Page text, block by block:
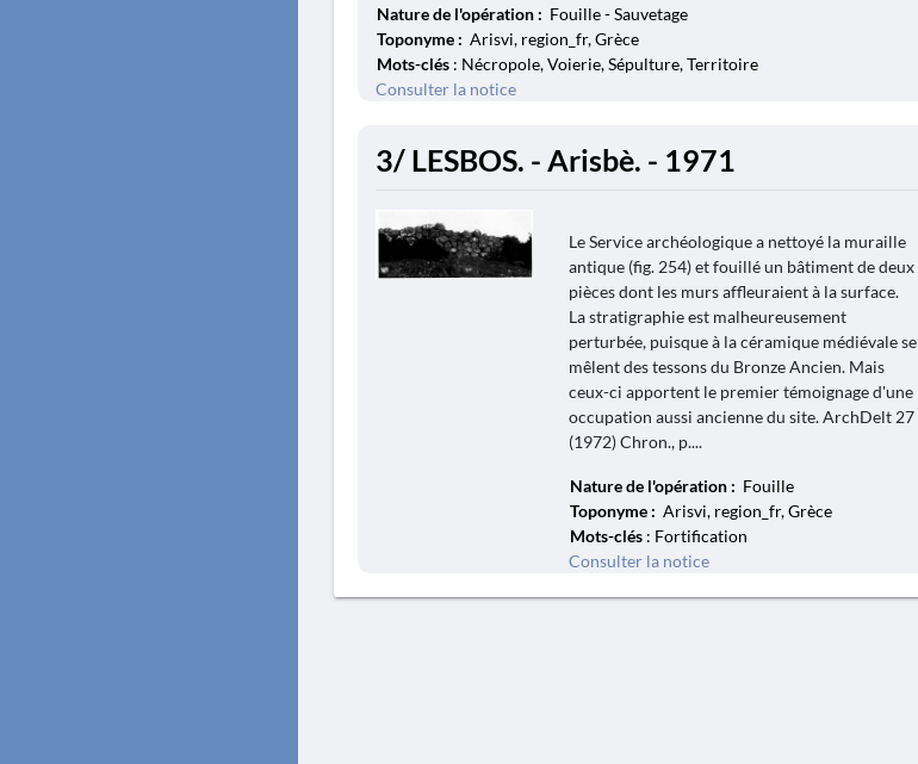
Nature de l'opération : Fouille - Sauvetage
Toponyme : Arisvi, region_fr, Grèce
Mots-clés : Nécropole, Voierie, Sépulture, Territoire
Consulter la notice
3/ LESBOS. - Arisbè. - 1971
Le Service archéologique a nettoyé la muraille
antique (fig. 254) et fouillé un bâtiment de deux
pièces dont les murs affleuraient à la surface.
La stratigraphie est malheureusement
perturbée, puisque à la céramique médiévale se
mêlent des tessons du Bronze Ancien. Mais
ceux-ci apportent le premier témoignage d'une
occupation aussi ancienne du site. ArchDelt 27
(1972) Chron., p....
Nature de l'opération : Fouille
Toponyme : Arisvi, region_fr, Grèce
Mots-clés: Fortification
Consulter la notice